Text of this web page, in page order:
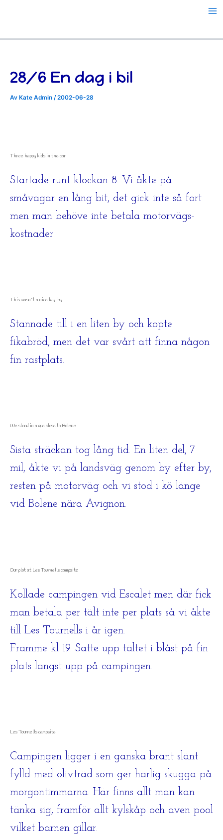
28/6 En dag i bil
Av Kate Admin /2002-06-28
Three happy kids in the car
Startade runt klockan 8. Vi åkte på
småvägar en lång bit, det gick inte så fort
men man behöve inte betala motorvägs-
kostnader.
This wasn´t a nice lay-by
Stannade till i en liten by och köpte
fikabröd, men det var svårt att finna någon
fin rastplats.
We stood in a que close to Bolene
Sista sträckan tog lång tid. En liten del, 7
mil, åkte vi på landsväg genom by efter by,
resten på motorväg och vi stod i kö länge
vid Bolene nära Avignon.
Our plot at Les Tournells campsite
Kollade campingen vid Escalet men där fick
man betala per tält inte per plats så vi åkte
till Les Tournells i år igen.
Framme kl 19. Satte upp tältet i blåst på fin
plats längst upp på campingen.
Les Tournells campsite
Campingen ligger i en ganska brant slänt
fylld med olivträd som ger härlig skugga på
morgontimmarna. Här finns allt man kan
tänka sig, framför allt kylskåp och även pool
vilket barnen gillar.